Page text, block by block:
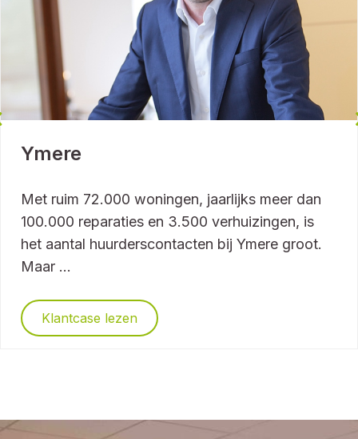
Ymere
Met ruim 72.000 woningen, jaarlijks meer dan
100.000 reparaties en 3.500 verhuizingen, is
het aantal huurderscontacten bij Ymere groot.
Maar ...
Klantcase lezen